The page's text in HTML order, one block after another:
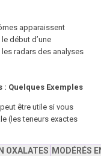
apparaissent
début d’une
radars des analyses
: Quelques Exemples
être utile si vous
(les teneurs exactes
OXALATES MODÉRÉS